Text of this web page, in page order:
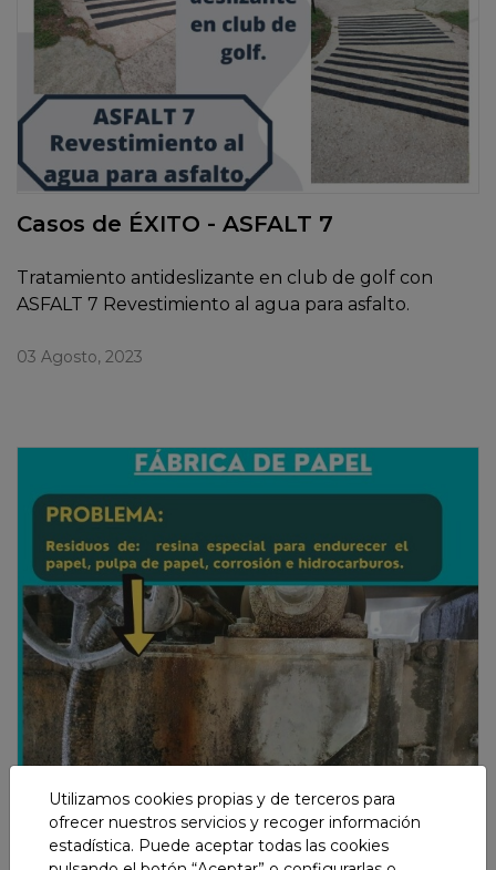
Casos de ÉXITO - ASFALT 7
Tratamiento antideslizante en club de golf con
ASFALT 7 Revestimiento al agua para asfalto.
03 Agosto, 2023
Utilizamos cookies propias y de terceros para
ofrecer nuestros servicios y recoger información
estadística. Puede aceptar todas las cookies